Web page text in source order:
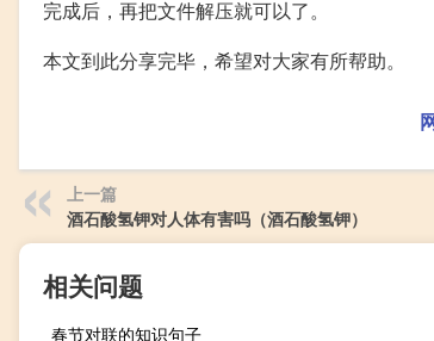
完成后，再把文件解压就可以了。
本文到此分享完毕，希望对大家有所帮助。
上一篇
酒石酸氢钾对人体有害吗（酒石酸氢钾）
相关问题
春节对联的知识句子